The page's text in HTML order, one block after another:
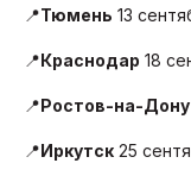
📍Тюмень 13
📍Краснодар 18
📍Ростов-на-Дону
📍Иркутск 25